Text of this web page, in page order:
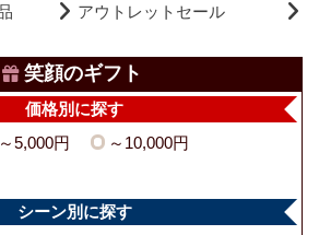
アウトレットセール
笑顔のギフト
価格別に探す
～5,000円
～10,000円
シーン別に探す